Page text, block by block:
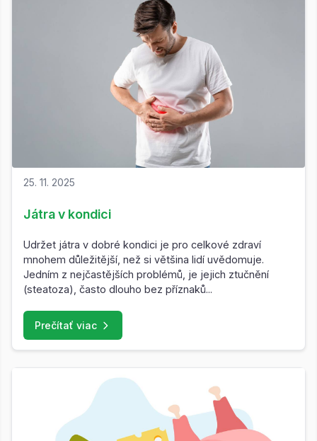
25. 11. 2025
Játra v kondici
Udržet játra v dobré kondici je pro celkové zdraví
mnohem důležitější, než si většina lidí uvědomuje.
Jedním z nejčastějších problémů, je jejich ztučnění
(steatoza), často dlouho bez příznaků...
Prečítať viac